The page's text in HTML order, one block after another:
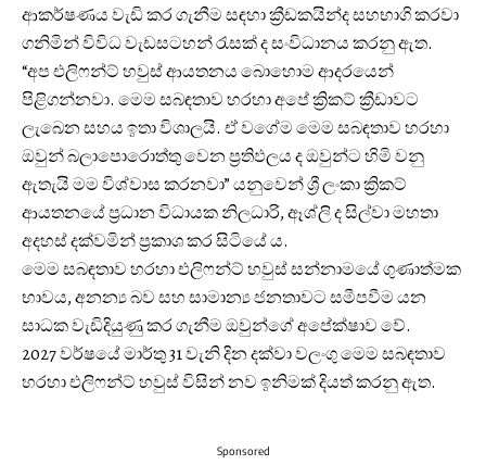
ආකර්ෂණය වැඩි කර ගැනීම සඳහා ක්‍රීඩකයින්ද සහභාගි කරවා
ගනිමින් ‍විවිධ වැඩසටහන් රැසක් ද සංවිධානය කරනු ඇත.
“අප එලිෆන්ට් හවුස් ආයතනය බොහොම ආදරයෙන්
පිළිගන්නවා. මෙම සබඳතාව හරහා අපේ ක්‍රිකට් ක්‍රීඩාවට
ලැබෙන සහය ඉතා විශාලයි. ඒ වගේම මෙම සබඳතාව හරහා
ඔවුන් බලාපොරොත්තු වෙන ප්‍රතිඵලය ද ඔවුන්ට හිමි වනු
ඇතැයි මම විශ්වාස කරනවා” යනුවෙන් ශ්‍රී ලංකා ක්‍රිකට්
ආයතනයේ ප්‍රධාන විධායක නිලධාරි, ඈශ්ලි ද සිල්වා මහතා
අදහස් දක්වමින් ප්‍රකාශ කර සිටියේ ය.
මෙම සබඳතාව හරහා එලිෆන්ට් හවුස් සන්නාමයේ ගුණාත්මක
භාවය, අනන්‍ය බව සහ සාමාන්‍ය ජනතාවට සමීපවීම යන
සාධක වැඩිදියුණු කර ගැනීම ඔවුන්ගේ අපේක්ෂාව වේ.
2027 වර්ෂයේ මාර්තු 31 වැනි දින දක්වා වලංගු මෙම සබඳතාව
හරහා එලිෆන්ට් හවුස් විසින් නව ඉනිමක් දියත් කරනු ඇත.
Sponsored